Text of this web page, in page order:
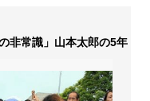
常識」山本太郎の5年